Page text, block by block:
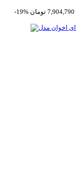
-19%
7,904,790 تومان